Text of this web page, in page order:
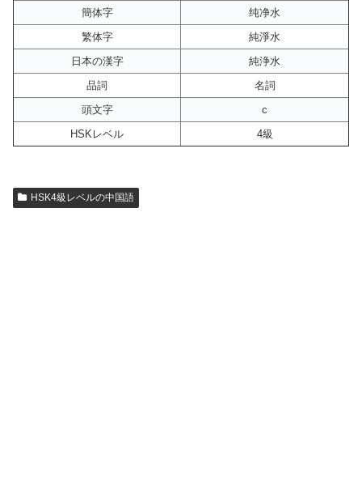
簡体字
纯净水
繁体字
純淨水
日本の漢字
純浄水
品詞
名詞
頭文字
c
HSKレベル
4級
HSK4級レベルの中国語